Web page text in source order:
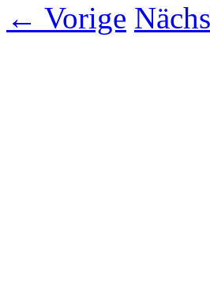
← Vorige